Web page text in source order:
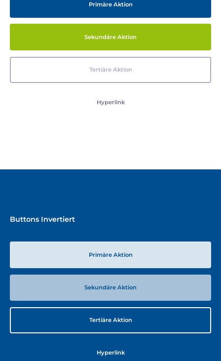
Primäre Aktion
Sekundäre Aktion
Tertiäre Aktion
Hyperlink
Buttons Invertiert
Primäre Aktion
Sekundäre Aktion
Tertiäre Aktion
Hyperlink